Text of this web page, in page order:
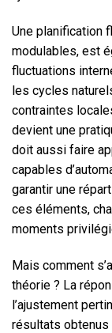
Une planification
modulables, est
fluctuations
les cycles
contraintes
devient une
doit aussi faire
capables
garantir une
ces éléments,
moments
Mais comment
théorie ? La
l’ajustement
résultats obtenus